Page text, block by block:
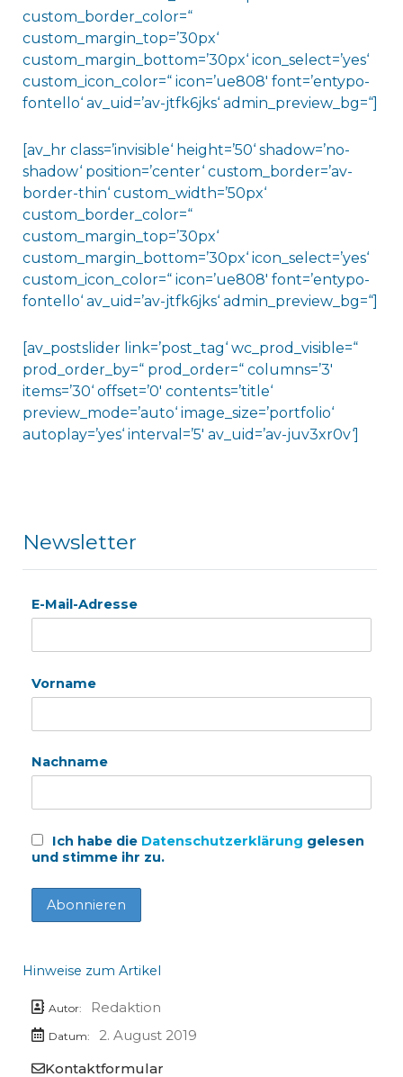
custom_border_color=“
custom_margin_top=’30px‘
custom_margin_bottom=’30px‘ icon_select=’yes‘
custom_icon_color=“ icon=’ue808′ font=’entypo-
fontello‘ av_uid=’av-jtfk6jks‘ admin_preview_bg=“]
[av_hr class=’invisible‘ height=’50‘ shadow=’no-
shadow‘ position=’center‘ custom_border=’av-
border-thin‘ custom_width=’50px‘
custom_border_color=“
custom_margin_top=’30px‘
custom_margin_bottom=’30px‘ icon_select=’yes‘
custom_icon_color=“ icon=’ue808′ font=’entypo-
fontello‘ av_uid=’av-jtfk6jks‘ admin_preview_bg=“]
[av_postslider link=’post_tag‘ wc_prod_visible=“
prod_order_by=“ prod_order=“ columns=’3′
items=’30‘ offset=’0′ contents=’title‘
preview_mode=’auto‘ image_size=’portfolio‘
autoplay=’yes‘ interval=’5′ av_uid=’av-juv3xr0v‘]
Newsletter
E-Mail-Adresse
Vorname
Nachname
Ich habe die Datenschutzerklärung gelesen
und stimme ihr zu.
Hinweise zum Artikel
Autor: Redaktion
Datum:
2. August 2019
Kontaktformular